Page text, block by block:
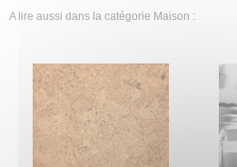
A lire aussi dans la catégorie Maison :